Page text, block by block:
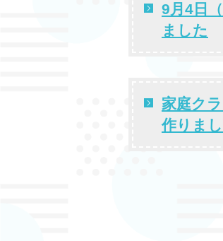
9月4日
ました
家庭ク
作りま